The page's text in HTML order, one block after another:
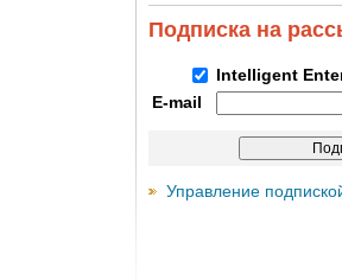
Подписка на
Intelligent
E-mail
Управление